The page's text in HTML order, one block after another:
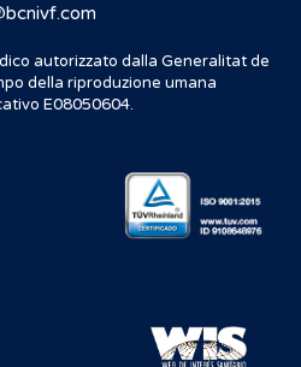
autorizzato dalla Generalitat de
della riproduzione umana
E08050604.